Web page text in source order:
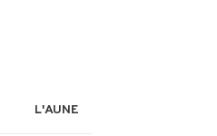
L'AUNE